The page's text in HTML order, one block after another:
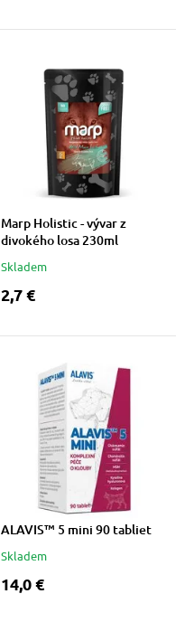
Marp Holistic - vývar z
divokého losa 230ml
Skladem
2,7 €
ALAVIS™ 5 mini 90 tabliet
Skladem
14,0 €